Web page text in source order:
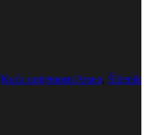
Kuća umjetnosti Arsen, Šibenik